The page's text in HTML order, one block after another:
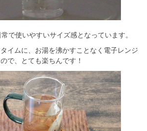
で使いやすいサイズ感となっています。
イムに、お湯を沸かすことなく電子レンジ
で、とても楽ちんです！